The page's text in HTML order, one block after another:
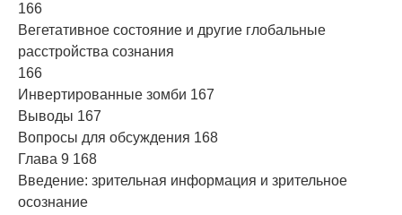
166
Вегетативное состояние и другие глобальные
расстройства сознания
166
Инвертированные зомби 167
Выводы 167
Вопросы для обсуждения 168
Глава 9 168
Введение: зрительная информация и зрительное
осознание